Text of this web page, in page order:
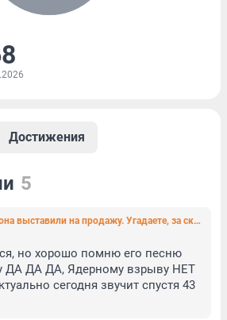
Достижения
5
Пентхаус Иосифа Кобзона выставили на продажу. Угадаете, за сколько?
но хорошо помню его песню
ДА ДА ДА, Ядерному взрыву НЕТ
сегодня звучит спустя 43